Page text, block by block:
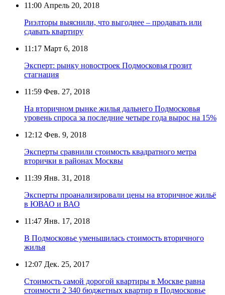
11:00 Апрель 20, 2018
Риэлторы выяснили, что выгоднее – продавать или
сдавать квартиру
11:17 Март 6, 2018
Эксперт: рынку новостроек Подмосковья грозит
стагнация
11:59 Фев. 27, 2018
На вторичном рынке жилья дальнего Подмосковья
уровень спроса за последние четыре года вырос на 15%
12:12 Фев. 9, 2018
Эксперты сравнили стоимость квадратного метра
вторички в районах Москвы
11:39 Янв. 31, 2018
Эксперты проанализировали цены на вторичное жильё
в ЮВАО и ВАО
11:47 Янв. 17, 2018
В Подмосковье уменьшилась стоимость вторичного
жилья
12:07 Дек. 25, 2017
Стоимость самой дорогой квартиры в Москве равна
стоимости 2 340 бюджетных квартир в Подмосковье